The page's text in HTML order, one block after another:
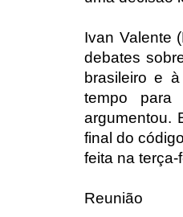
Ivan Valente
debates
brasileiro e
tempo para
argumentou.
final do
feita na
Reunião